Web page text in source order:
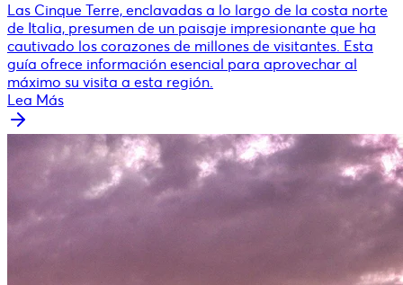
Las Cinque Terre, enclavadas a lo largo de la costa norte
de Italia, presumen de un paisaje impresionante que ha
cautivado los corazones de millones de visitantes. Esta
guía ofrece información esencial para aprovechar al
máximo su visita a esta región.
Lea Más